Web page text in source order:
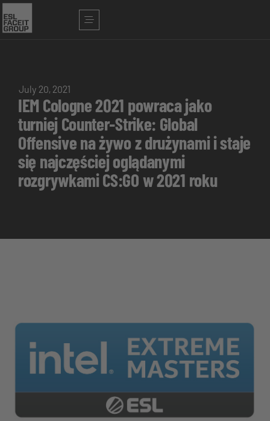
July 20, 2021
IEM Cologne 2021 powraca jako
turniej Counter-Strike: Global
Offensive na żywo z drużynami i staje
się najczęściej oglądanymi
rozgrywkami CS:GO w 2021 roku